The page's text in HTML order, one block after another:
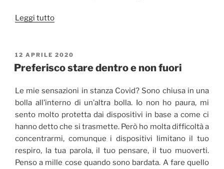
Leggi tutto“Napoli:
e
gentiluomo
il
coronavirus
(da
informazionesenzafiltro.it)”
PUBBLICATO
IL
12 APRILE 2020
Preferisco stare dentro e non fuori
Le mie sensazioni in stanza Covid? Sono chiusa in una
bolla all’interno di un’altra bolla. Io non ho paura, mi
sento molto protetta dai dispositivi in base a come ci
hanno detto che si trasmette. Però ho molta difficoltà a
concentrarmi, comunque i dispositivi limitano il tuo
respiro, la tua parola, il tuo pensare, il tuo muoverti.
Penso a mille cose quando sono bardata. A fare quello